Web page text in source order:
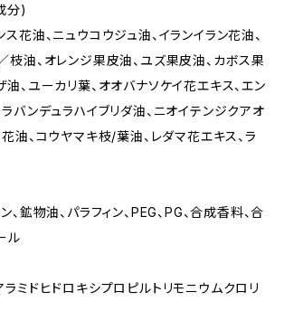
分)
花油、ニュウコウジュ油、イランイラン花油、
枝油、オレンジ果皮油、ユズ果皮油、カボス果
、ユーカリ葉、オオバナソケイ花エキス、エン
バンデュラハイブリダ油、ニオイテンジクアオ
油、コウヤマキ枝/葉油、レダマ花エキス、ラ
、鉱物油、パラフィン、PEG、PG、合成香料、合
ル
ミドヒドロキシプロピルトリモニウムクロリ